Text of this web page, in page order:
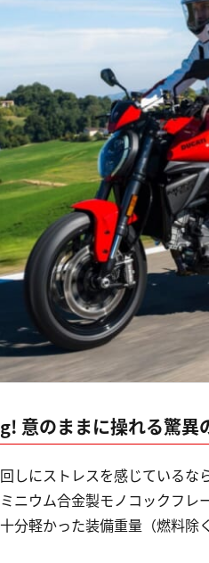
意のままに操れる驚異
しにストレスを感じている
ニウム合金製モノコックフ
分軽かった装備重量（燃料除